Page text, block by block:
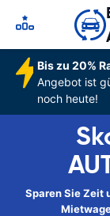
Bis zu 20%
Angebot ist
noch heute!
Sparen Sie Zeit